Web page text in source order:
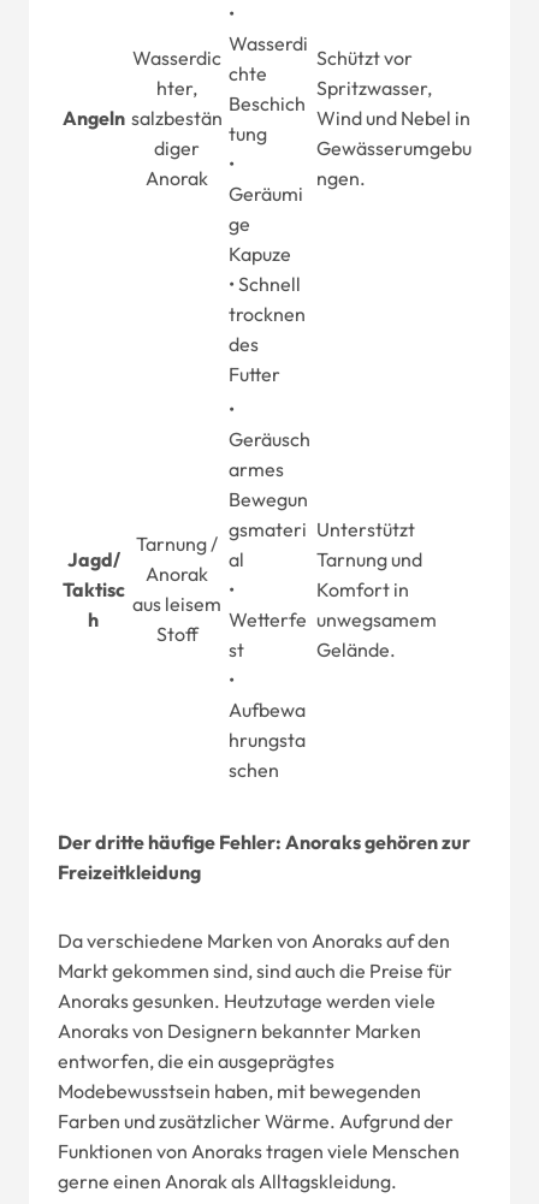
Angeln
Wasserdic
hter,
salzbestän
diger
Anorak
•
Wasserdi
chte
Beschich
tung
•
Geräumi
ge
Kapuze
• Schnell
trocknen
des
Futter
Schützt vor
Spritzwasser,
Wind und Nebel in
Gewässerumgebu
ngen.
Jagd/
Taktisc
h
Tarnung /
Anorak
aus leisem
Stoff
•
Geräusch
armes
Bewegun
gsmateri
al
•
Wetterfe
st
•
Aufbewa
hrungsta
schen
Unterstützt
Tarnung und
Komfort in
unwegsamem
Gelände.
Der dritte häufige Fehler: Anoraks gehören zur
Freizeitkleidung
Da verschiedene Marken von Anoraks auf den
Markt gekommen sind, sind auch die Preise für
Anoraks gesunken. Heutzutage werden viele
Anoraks von Designern bekannter Marken
entworfen, die ein ausgeprägtes
Modebewusstsein haben, mit bewegenden
Farben und zusätzlicher Wärme. Aufgrund der
Funktionen von Anoraks tragen viele Menschen
gerne einen Anorak als Alltagskleidung.